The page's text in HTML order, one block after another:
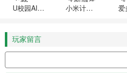
U校园AI版最新下载 小米计算器软件最新版本下载
玩家留言